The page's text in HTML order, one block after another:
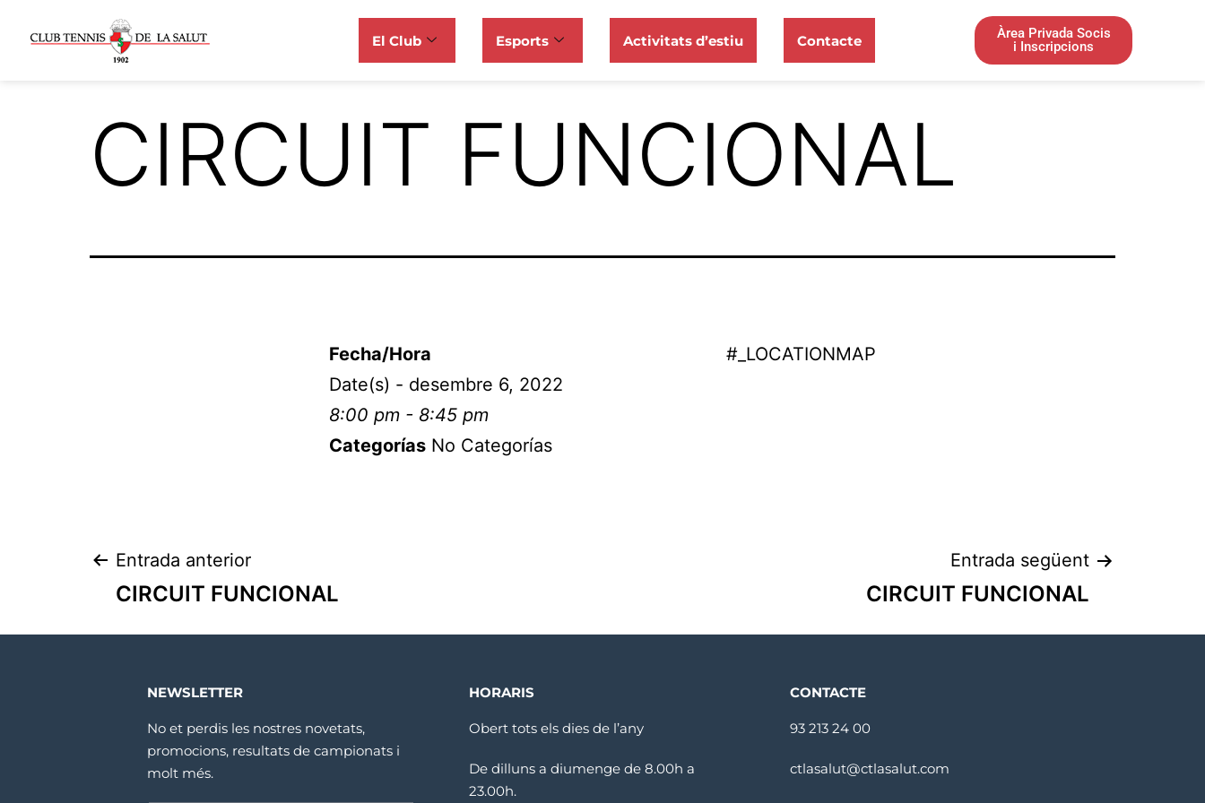
El Club Esports Activitats d’estiu Contacte
Àrea Privada Socis
i Inscripcions
CIRCUIT FUNCIONAL
#_LOCATIONMAP
Fecha/Hora
Date(s) - desembre 6, 2022
8:00 pm - 8:45 pm
Categorías No Categorías
Entrada anterior
CIRCUIT FUNCIONAL
Entrada següent
CIRCUIT FUNCIONAL
NEWSLETTER
No et perdis les nostres novetats,
promocions, resultats de campionats i
molt més.
HORARIS
Obert tots els dies de l’any
De dilluns a diumenge de 8.00h a
23.00h.
CONTACTE
93 213 24 00
ctlasalut@ctlasalut.com